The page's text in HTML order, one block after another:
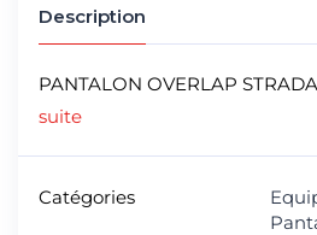
Description
PANTALON OVERLAP
suite
Catégories